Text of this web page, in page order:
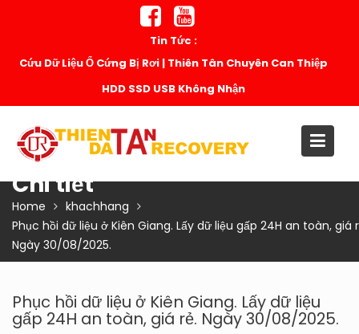
Tin Tức :
Cứu Dữ Liệu Ổ Cứng Bị Rơi | Thiên Tân Chuyên Can Thiệp
HDD SSD USB Không Nhận
Chi tiết
Home
khachhang
Phục hồi dữ liệu ở Kiên Giang. Lấy dữ liệu gấp 24H an toàn, giá
Ngày 30/08/2025.
Phục hồi dữ liệu ở Kiên Giang. Lấy dữ liệu
gấp 24H an toàn, giá rẻ. Ngày 30/08/2025.